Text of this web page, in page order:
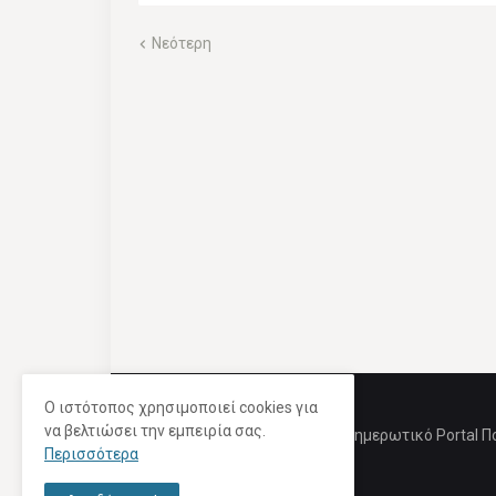
Νεότερη
Ενημερωτικό Portal
Ο ιστότοπος χρησιμοποιεί cookies για
να βελτιώσει την εμπειρία σας.
Περισσότερα